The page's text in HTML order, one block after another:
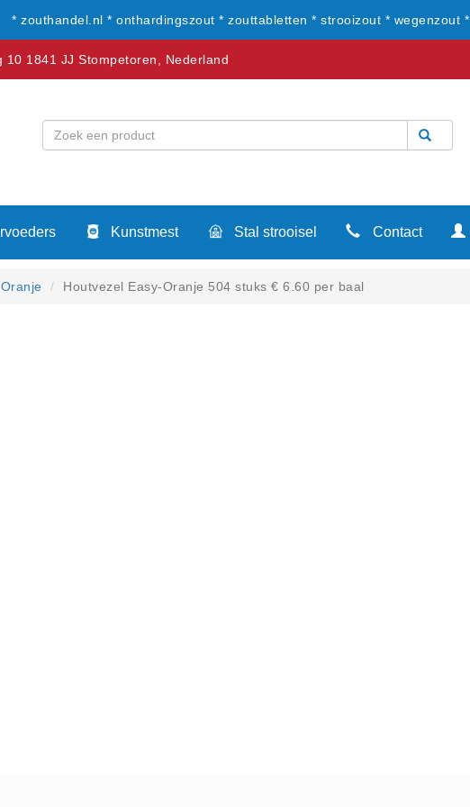
* zouthandel.nl * onthardingszout * zouttabletten * strooizout * wegenzout *
10 1841 JJ Stompetoren, Nederland
Kunstmest Stal strooisel Contact
Houtvezel Easy-Oranje 504 stuks € 6.60 per baal